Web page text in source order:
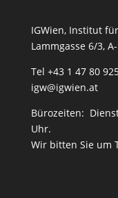
IGWien, Institut
Lammgasse 6/3,
Tel +43 1 47 80
igw@igwien.at
Bürozeiten:
Uhr.
Wir bitten Sie um